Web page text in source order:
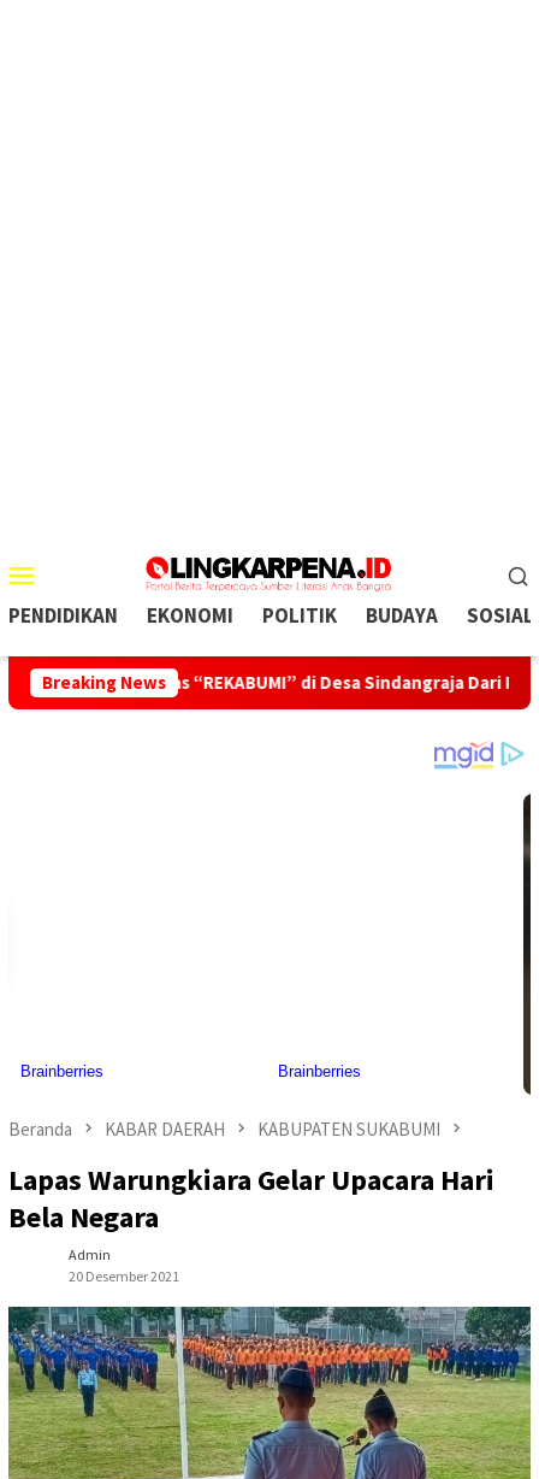
Mobile
PENDIDIKAN EKONOMI POLITIK BUDAYA SOSIAL
Breaking News
UMMI Gagas “REKABUMI” di Desa Sindangraja Dari Pupuk
Beranda KABAR DAERAH KABUPATEN SUKABUMI
Lapas Warungkiara Gelar Upacara Hari
Bela Negara
Admin
20 Desember 2021